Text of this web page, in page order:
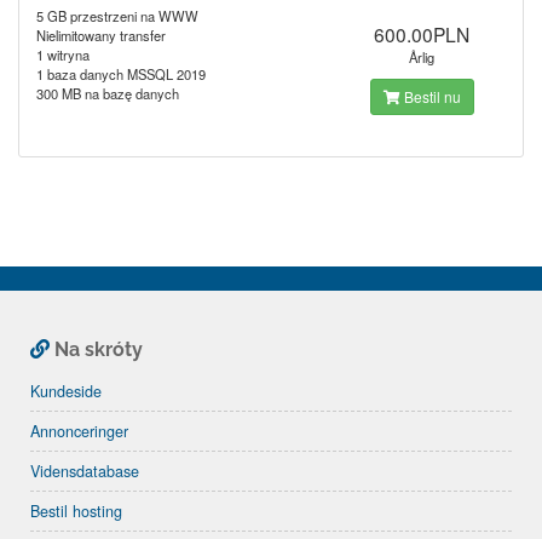
5 GB przestrzeni na WWW
Nielimitowany transfer
1 witryna
1 baza danych MSSQL 2019
300 MB na bazę danych
600.00PLN
Årlig
Bestil nu
Na skróty
Kundeside
Annonceringer
Vidensdatabase
Bestil hosting